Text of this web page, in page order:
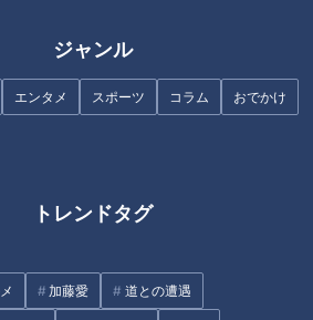
ジャンル
エンタメ スポーツ コラム おでかけ
トレンドタグ
加藤愛 道との遭遇
イント…「皮膚の変化」見逃す
できもの”のサイン
葉・
れた「中山道」の歴史を紐解く
旅